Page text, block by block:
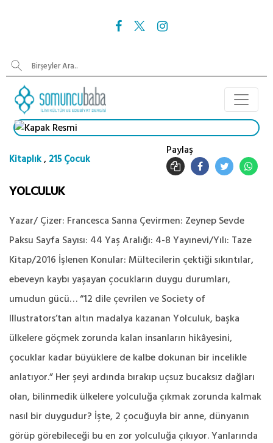
Kitaplık, 215 Çocuk
Paylaş
YOLCULUK
Yazar/ Çizer: Francesca Sanna Çevirmen: Zeynep Sevde
Paksu Sayfa Sayısı: 44 Yaş Aralığı: 4-8 Yayınevi/Yılı: Taze
Kitap/2016 İşlenen Konular: Mültecilerin çektiği sıkıntılar,
ebeveyn kaybı yaşayan çocukların duygu durumları,
umudun gücü… “12 dile çevrilen ve Society of
Illustrators’tan altın madalya kazanan Yolculuk, başka
ülkelere göçmek zorunda kalan insanların hikâyesini,
çocuklar kadar büyüklere de kalbe dokunan bir incelikle
anlatıyor.” Her şeyi ardında bırakıp uçsuz bucaksız dağları
olan, bilinmedik ülkelere yolculuğa çıkmak zorunda kalmak
nasıl bir duygudur? İşte, 2 çocuğuyla bir anne, dünyanın
görüp görebileceği bu en zor yolculuğa çıkıyor. Yanlarında